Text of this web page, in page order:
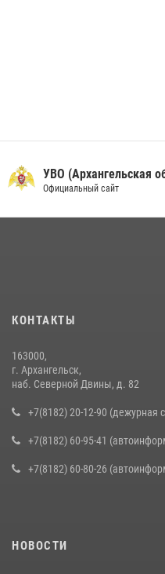
УВО (Архангельская
Официальный сайт
КОНТАКТЫ
163000,
г. Архангельск,
наб. Северной Двины, д. 82
+7(8182) 20-12-90 (дежурная
+7(8182) 60-95-41
+7(8182) 60-80-26
НОВОСТИ